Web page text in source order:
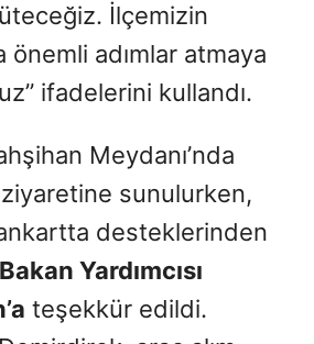
İlçemizin
önemli adımlar atmaya
ifadelerini kullandı.
Meydanı’nda
sunulurken,
desteklerinden
Yardımcısı
teşekkür edildi.